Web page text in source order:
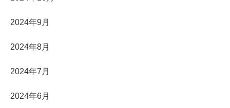
2024年9月
2024年8月
2024年7月
2024年6月